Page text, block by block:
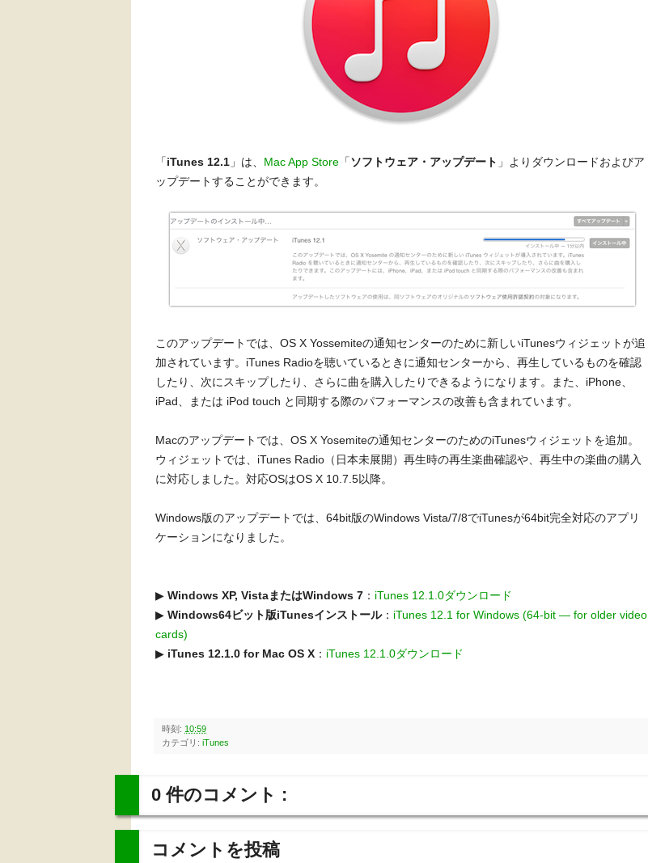
「iTunes 12.1 」は、 Mac App Store 「ソフトウェア・アップデート 」よりダウンロードおよびア
ップデートすることができます。
このアップデートでは、OS X Yossemiteの通知センターのために新しいiTunesウィジェットが追
加されています。iTunes Radioを聴いているときに通知センターから、再生しているものを確認
したり、次にスキップしたり、さらに曲を購入したりできるようになります。また、iPhone、
iPad、または iPod touch と同期する際のパフォーマンスの改善も含まれています。
Macのアップデートでは、OS X Yosemiteの通知センターのためのiTunesウィジェットを追加。
ウィジェットでは、iTunes Radio（日本未展開）再生時の再生楽曲確認や、再生中の楽曲の購入
に対応しました。対応OSはOS X 10.7.5以降。
Windows版のアップデートでは、64bit版のWindows Vista/7/8でiTunesが64bit完全対応のアプリ
ケーションになりました。
▶︎ Windows XP, VistaまたはWindows 7 ： iTunes 12.1.0ダウンロード
▶︎ Windows64ビット版iTunesインストール： iTunes 12.1 for Windows (64-bit — for older video
cards)
▶︎ iTunes 12.1.0 for Mac OS X ： iTunes 12.1.0ダウンロード
時刻: 10:59
カテゴリ: iTunes
0 件のコメント :
コメントを投稿